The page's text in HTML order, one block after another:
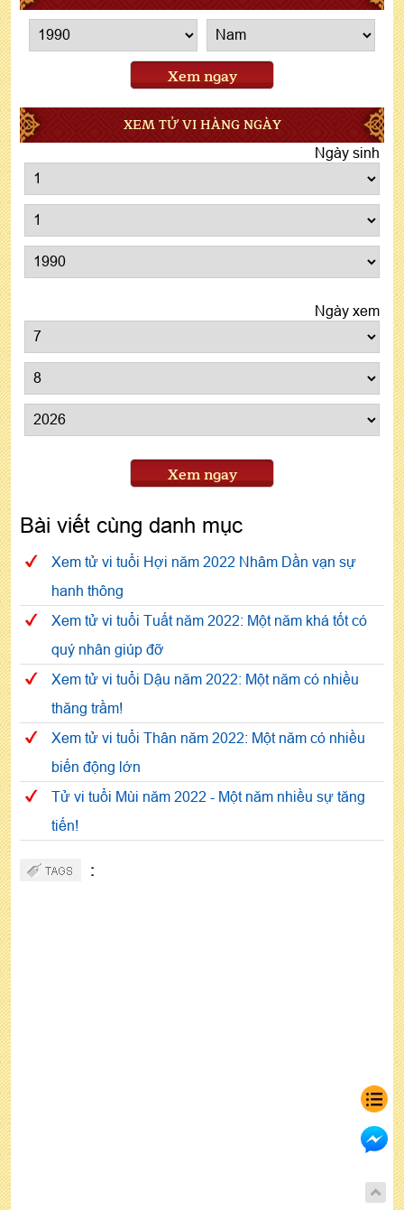
Xem ngay
XEM TỬ VI HÀNG NGÀY
Ngày sinh
Ngày xem
Xem ngay
Bài viết cùng danh mục
Xem tử vi tuổi Hợi năm 2022 Nhâm Dần vạn sự
hanh thông
Xem tử vi tuổi Tuất năm 2022: Một năm khá tốt có
quý nhân giúp đỡ
Xem tử vi tuổi Dậu năm 2022: Một năm có nhiều
thăng trầm!
Xem tử vi tuổi Thân năm 2022: Một năm có nhiều
biến động lớn
Tử vi tuổi Mùi năm 2022 - Một năm nhiều sự tăng
tiến!
: